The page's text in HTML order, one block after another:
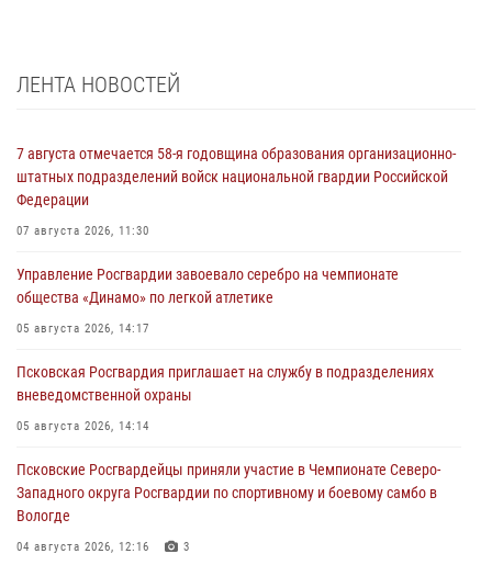
ЛЕНТА НОВОСТЕЙ
7 августа отмечается 58-я годовщина образования организационно-
штатных подразделений войск национальной гвардии Российской
Федерации
07 августа 2026, 11:30
Управление Росгвардии завоевало серебро на чемпионате
общества «Динамо» по легкой атлетике
05 августа 2026, 14:17
Псковская Росгвардия приглашает на службу в подразделениях
вневедомственной охраны
05 августа 2026, 14:14
Псковские Росгвардейцы приняли участие в Чемпионате Северо-
Западного округа Росгвардии по спортивному и боевому самбо в
Вологде
04 августа 2026, 12:16 3